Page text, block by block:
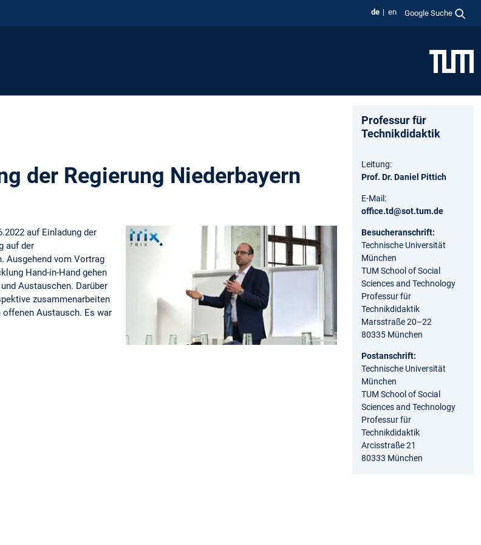
de en Google Suche
der Regierung Niederbayern
auf Einladung der
auf der
Ausgehend vom Vortrag
Hand-in-Hand gehen
Austauschen. Darüber
zusammenarbeiten
offenen Austausch. Es war
Professur für
Technikdidaktik
Leitung:
Prof. Dr. Daniel Pittich
E-Mail:
office.td@sot.tum.de
Besucheranschrift:
Technische Universität
München
TUM School of Social
Sciences and Technology
Professur für
Technikdidaktik
Marsstraße 20–22
80335 München
Postanschrift:
Technische Universität
München
TUM School of Social
Sciences and Technology
Professur für
Technikdidaktik
Arcisstraße 21
80333 München